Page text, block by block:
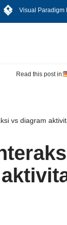
Visual Paradigm
Read this post in:
vs diagram